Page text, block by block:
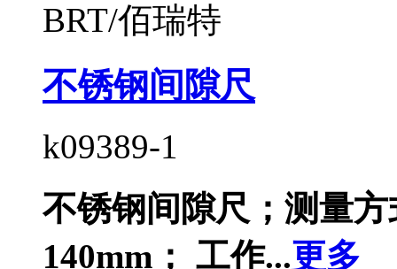
BRT/佰瑞特
不锈钢间隙尺
k09389-1
不锈钢间隙尺；测量
140mm； 工作...更多